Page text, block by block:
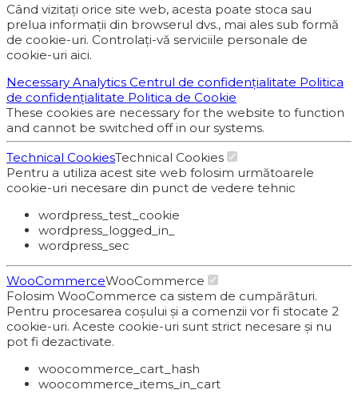
Când vizitați orice site web, acesta poate stoca sau
prelua informații din browserul dvs., mai ales sub formă
de cookie-uri. Controlați-vă serviciile personale de
cookie-uri aici.
Necessary Analytics Centrul de confidențialitate Politica
de confidențialitate Politica de Cookie
These cookies are necessary for the website to function
and cannot be switched off in our systems.
Technical CookiesTechnical Cookies
Pentru a utiliza acest site web folosim următoarele
cookie-uri necesare din punct de vedere tehnic
wordpress_test_cookie
wordpress_logged_in_
wordpress_sec
WooCommerceWooCommerce
Folosim WooCommerce ca sistem de cumpărături.
Pentru procesarea coșului și a comenzii vor fi stocate 2
cookie-uri. Aceste cookie-uri sunt strict necesare și nu
pot fi dezactivate.
woocommerce_cart_hash
woocommerce_items_in_cart